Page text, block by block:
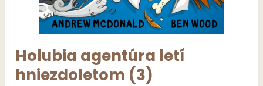
Holubia agentúra letí
hniezdoletom (3)